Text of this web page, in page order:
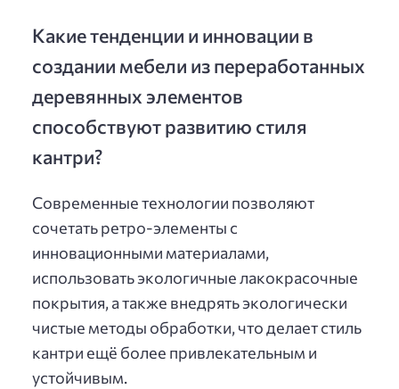
Какие тенденции и инновации в
создании мебели из переработанных
деревянных элементов
способствуют развитию стиля
кантри?
Современные технологии позволяют
сочетать ретро-элементы с
инновационными материалами,
использовать экологичные лакокрасочные
покрытия, а также внедрять экологически
чистые методы обработки, что делает стиль
кантри ещё более привлекательным и
устойчивым.